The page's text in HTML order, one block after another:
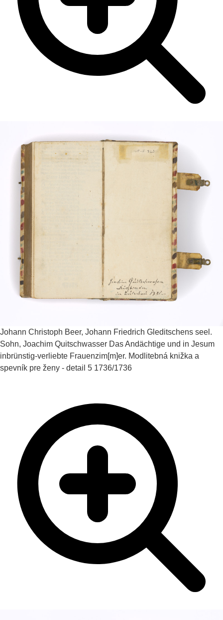
Johann Christoph Beer, Johann Friedrich Gleditschens seel.
Sohn, Joachim Quitschwasser Das Andächtige und in Jesum
inbrünstig-verliebte Frauenzim[m]er. Modlitebná knižka a
spevník pre ženy - detail 5 1736/1736